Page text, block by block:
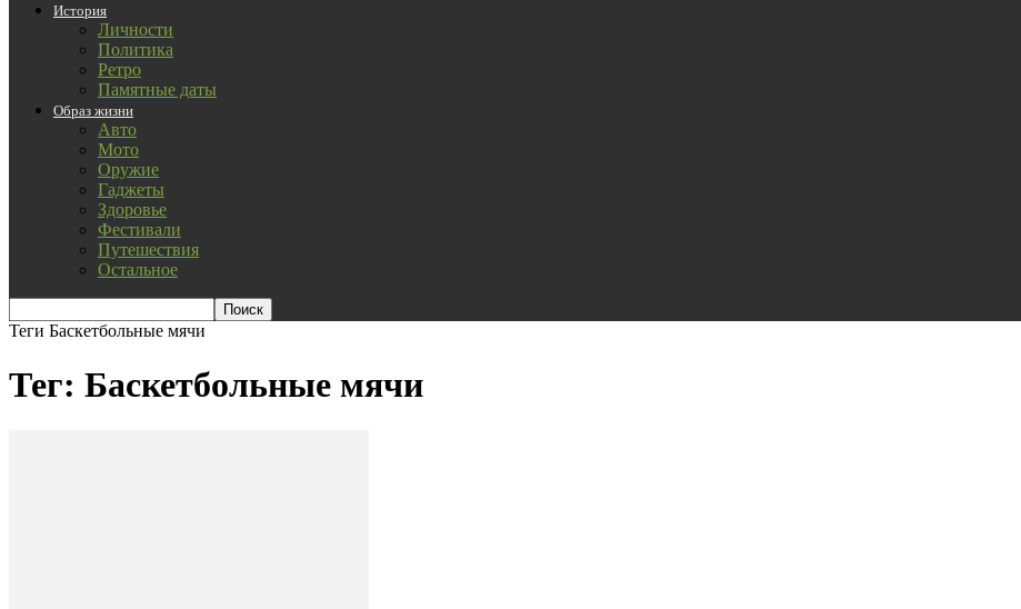
История
Личности
Политика
Ретро
Памятные даты
Образ жизни
Авто
Мото
Оружие
Гаджеты
Здоровье
Фестивали
Путешествия
Остальное
Теги Баскетбольные мячи
Тег: Баскетбольные мячи